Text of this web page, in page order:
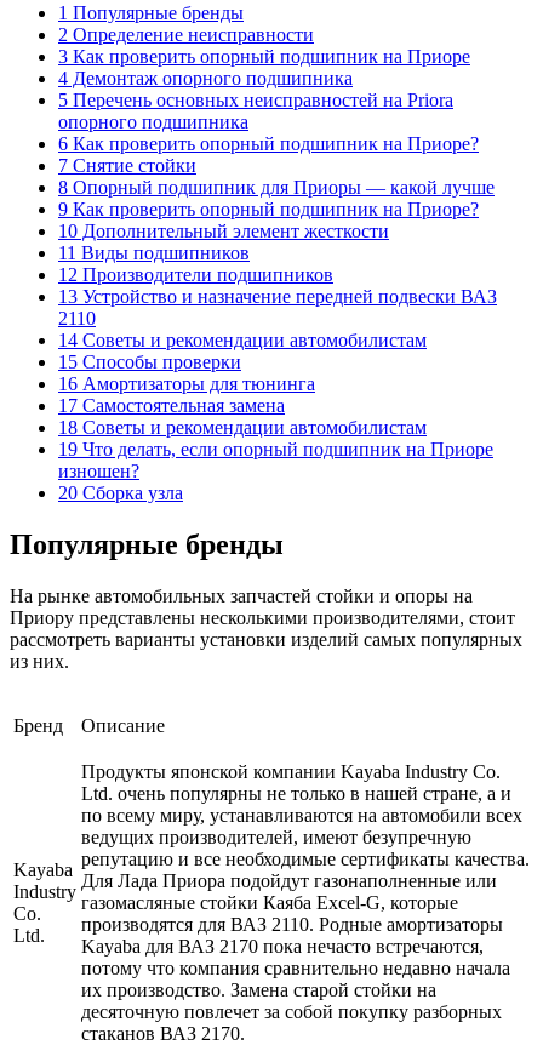
1 Популярные бренды
2 Определение неисправности
3 Как проверить опорный подшипник на Приоре
4 Демонтаж опорного подшипника
5 Перечень основных неисправностей на Priora
опорного подшипника
6 Как проверить опорный подшипник на Приоре?
7 Снятие стойки
8 Опорный подшипник для Приоры — какой лучше
9 Как проверить опорный подшипник на Приоре?
10 Дополнительный элемент жесткости
11 Виды подшипников
12 Производители подшипников
13 Устройство и назначение передней подвески ВАЗ
2110
14 Советы и рекомендации автомобилистам
15 Способы проверки
16 Амортизаторы для тюнинга
17 Самостоятельная замена
18 Советы и рекомендации автомобилистам
19 Что делать, если опорный подшипник на Приоре
изношен?
20 Сборка узла
Популярные бренды
На рынке автомобильных запчастей стойки и опоры на
Приору представлены несколькими производителями, стоит
рассмотреть варианты установки изделий самых популярных
из них.
Бренд Описание
Kayaba
Industry
Co.
Ltd.
Продукты японской компании Kayaba Industry Co.
Ltd. очень популярны не только в нашей стране, а и
по всему миру, устанавливаются на автомобили всех
ведущих производителей, имеют безупречную
репутацию и все необходимые сертификаты качества.
Для Лада Приора подойдут газонаполненные или
газомасляные стойки Каяба Excel-G, которые
производятся для ВАЗ 2110. Родные амортизаторы
Kayaba для ВАЗ 2170 пока нечасто встречаются,
потому что компания сравнительно недавно начала
их производство. Замена старой стойки на
десяточную повлечет за собой покупку разборных
стаканов ВАЗ 2170.